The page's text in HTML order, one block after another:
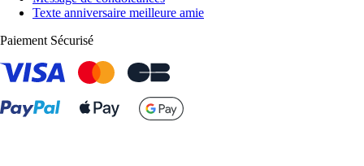
Texte anniversaire meilleure amie
Paiement Sécurisé